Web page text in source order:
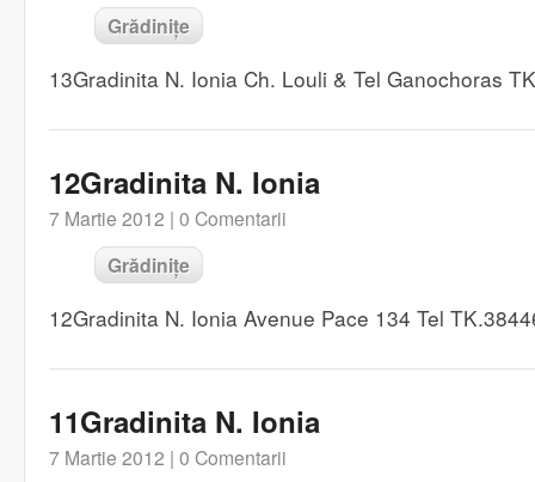
Grădinițe
13Gradinita N. Ionia Ch. Louli & Tel Ganochoras
12Gradinita N. Ionia
7 Martie 2012 | 0 Comentarii
Grădinițe
12Gradinita N. Ionia Avenue Pace 134 Tel
11Gradinita N. Ionia
7 Martie 2012 | 0 Comentarii